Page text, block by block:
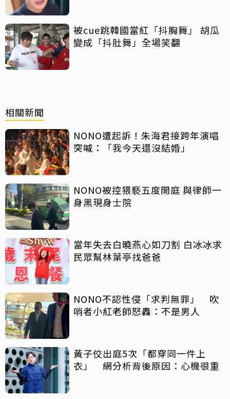
被cue跳韓國當紅「抖胸舞」 胡瓜
變成「抖肚舞」全場笑翻
相關新聞
NONO遭起訴！朱海君接跨年演唱
突喊：「我今天還沒結婚」
NONO被控猥褻五度開庭 與律師一
身黑現身士院
當年失去白曉燕心如刀割 白冰冰求
民眾幫林葉亭找爸爸
NONO不認性侵「求判無罪」 吹
哨者小紅老師怒轟：不是男人
黃子佼出庭5次「都穿同一件上
衣」 網分析背後原因：心機很重